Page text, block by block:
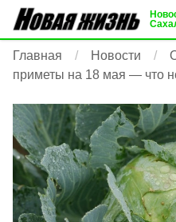
Главная Новости
приметы на 18 мая — что